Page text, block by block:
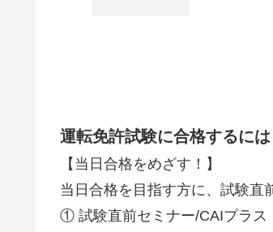
運転免許試験に合格するには
【当日合格をめざす！】
当日合格を目指す方に、試験直
① 試験直前セミナー/CAIプラス